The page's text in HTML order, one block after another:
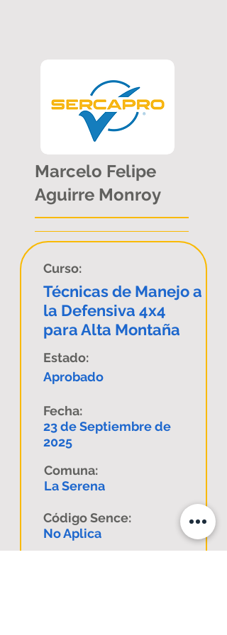
Marcelo Felipe
Aguirre Monroy
Curso:
Técnicas de Manejo a
la Defensiva 4x4
para Alta Montaña
Estado:
Aprobado
Fecha:
23 de Septiembre de
2025
Comuna:
La Serena
Código Sence:
No Aplica